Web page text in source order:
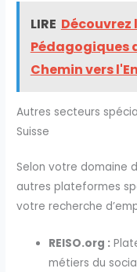
LIRE Découvrez
Pédagogiques
Chemin vers
Autres secteurs
Suisse
Selon votre domaine
autres plateformes
votre recherche
REISO.org :
métiers du